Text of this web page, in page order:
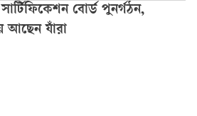
সার্টিফিকেশন বোর্ড পুনর্গঠন,
আছেন যাঁরা